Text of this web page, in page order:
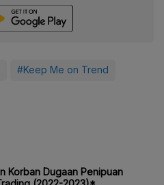
#Keep Me on Trend